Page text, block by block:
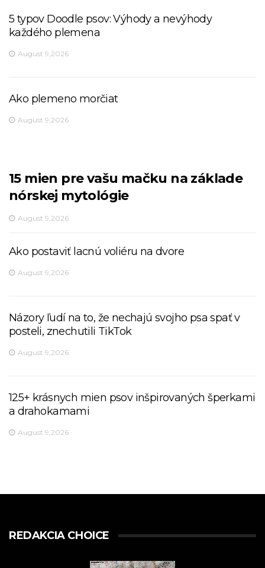
5 typov Doodle psov: Výhody a nevýhody
každého plemena
August 9,2026
Ako plemeno morčiat
August 9,2026
15 mien pre vašu mačku na základe
nórskej mytológie
August 9,2026
Ako postaviť lacnú voliéru na dvore
August 9,2026
Názory ľudí na to, že nechajú svojho psa spať v
posteli, znechutili TikTok
August 9,2026
125+ krásnych mien psov inšpirovaných šperkami
a drahokamami
August 9,2026
REDAKCIA CHOICE